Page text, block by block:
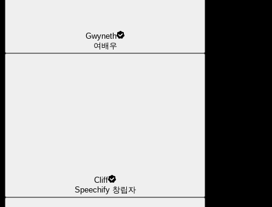
Gwyneth
여배우
Cliff
Speechify 창립자